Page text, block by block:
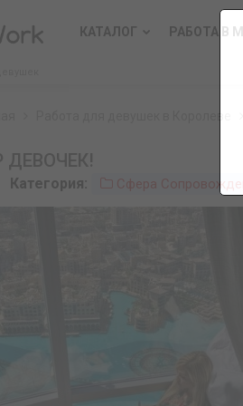
КАТАЛОГ РАБОТА В
Категория: Сфера